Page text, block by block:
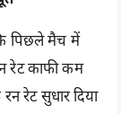
पिछले मैच में
रेट काफी कम
रेट सुधार दिया